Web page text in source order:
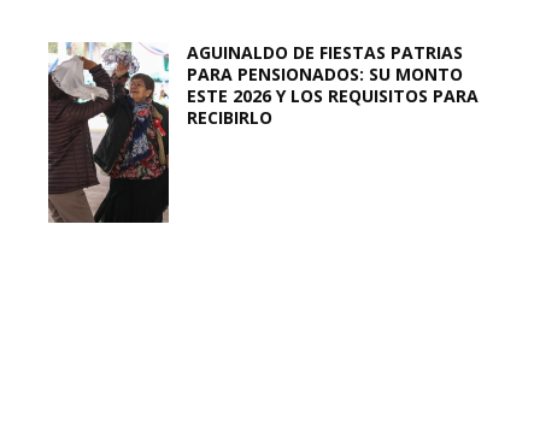
AGUINALDO DE FIESTAS PATRIAS
PARA PENSIONADOS: SU MONTO
ESTE 2026 Y LOS REQUISITOS PARA
RECIBIRLO